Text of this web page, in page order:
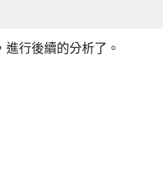
行後續的分析了。